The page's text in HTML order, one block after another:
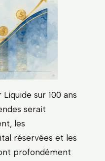
sur 100 ans
serait
les
réservées et les
profondément